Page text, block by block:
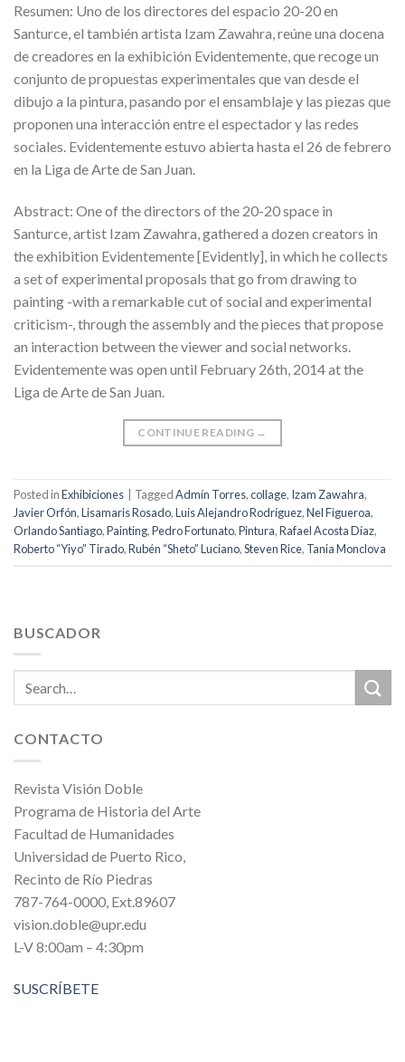
Resumen: Uno de los directores del espacio 20-20 en
Santurce, el también artista Izam Zawahra, reúne una docena
de creadores en la exhibición Evidentemente, que recoge un
conjunto de propuestas experimentales que van desde el
dibujo a la pintura, pasando por el ensamblaje y las piezas que
proponen una interacción entre el espectador y las redes
sociales. Evidentemente estuvo abierta hasta el 26 de febrero
en la Liga de Arte de San Juan.
Abstract: One of the directors of the 20-20 space in
Santurce, artist Izam Zawahra, gathered a dozen creators in
the exhibition Evidentemente [Evidently], in which he collects
a set of experimental proposals that go from drawing to
painting -with a remarkable cut of social and experimental
criticism-, through the assembly and the pieces that propose
an interaction between the viewer and social networks.
Evidentemente was open until February 26th, 2014 at the
Liga de Arte de San Juan.
CONTINUE READING →
Posted inExhibiciones TaggedAdmín Torres,collage, Izam Zawahra,
Javier Orfón,Lisamaris Rosado,Luis Alejandro Rodríguez,Nel Figueroa,
Orlando Santiago,Painting,Pedro Fortunato,Pintura,Rafael Acosta Díaz,
Roberto “Yiyo” Tirado,Rubén “Sheto” Luciano,Steven Rice, Tania Monclova
BUSCADOR
CONTACTO
Revista Visión Doble
Programa de Historia del Arte
Facultad de Humanidades
Universidad de Puerto Rico,
Recinto de Río Piedras
787-764-0000, Ext.89607
vision.doble@upr.edu
L-V 8:00am – 4:30pm
SUSCRÍBETE